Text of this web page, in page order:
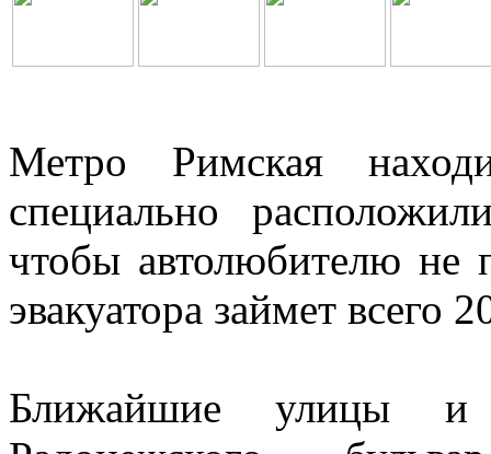
Метро Римская
специально
чтобы автолюбителю не
эвакуатора займет всего
Ближайшие улицы